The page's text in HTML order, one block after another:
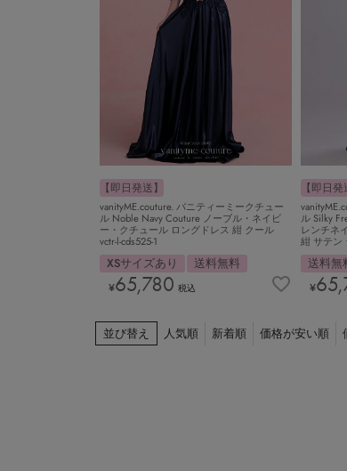
【即日発送】
vanityME.couture. バニティーミークチュー
ル Noble Navy Couture ノーブル・ネイビ
ー・クチュール ロングドレス 紺 クール
vctr-l-cds525-1
XSサイズあり 送料無料
¥65,780 税込
【即日発
ル Silky
レンチネ
紺 サテン
送料無
¥
並び替え 人気順 新着順 価格が安い順